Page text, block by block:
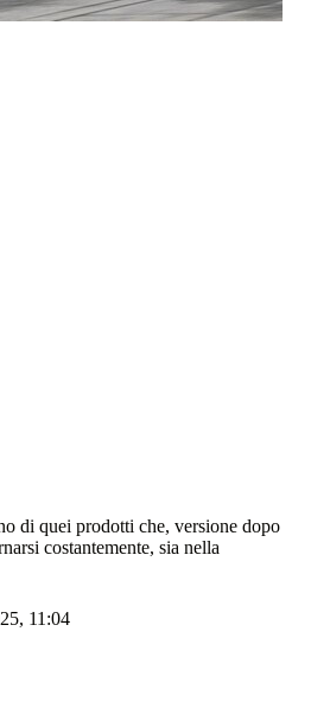
di quei prodotti che, versione dopo
costantemente, sia nella
11:04